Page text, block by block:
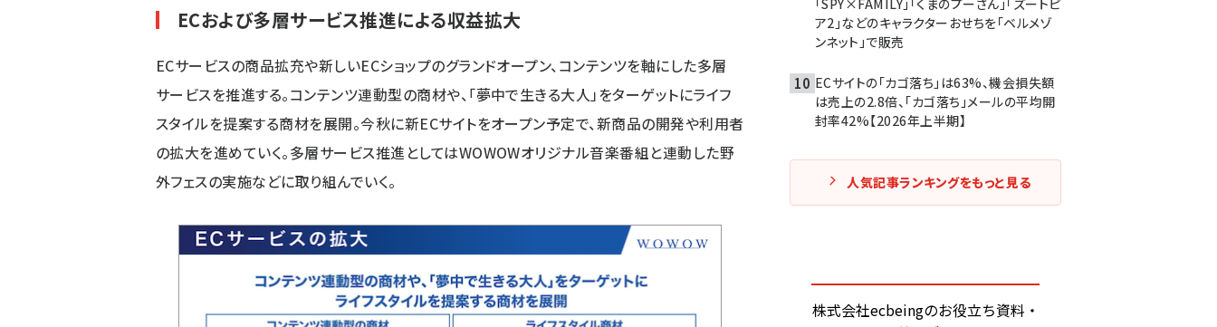
ECおよび多層サービス推進による収益拡大
ECサービスの商品拡充や新しいECショップのグランドオープン、コンテンツを軸にした多層
サービスを推進する。コンテンツ連動型の商材や、「夢中で生きる大人」をターゲットにライフ
スタイルを提案する商材を展開。今秋に新ECサイトをオープン予定で、新商品の開発や利用者
の拡大を進めていく。多層サービス推進としてはWOWOWオリジナル音楽番組と連動した野
外フェスの実施などに取り組んでいく。
「SPY×FAMILY」「くまのプーさん」「ズートピ
ア2」などのキャラクターおせちを「ベルメゾ
ンネット」で販売
ECサイトの「カゴ落ち」は63%、機会損失額
は売上の2.8倍、「カゴ落ち」メールの平均開
封率42%【2026年上半期】
人気記事ランキングをもっと見る